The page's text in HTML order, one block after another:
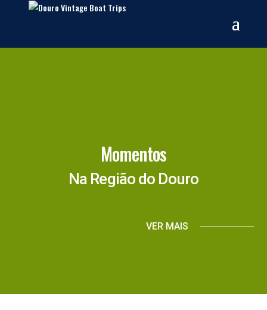
Momentos
Na Região do Douro
VER MAIS